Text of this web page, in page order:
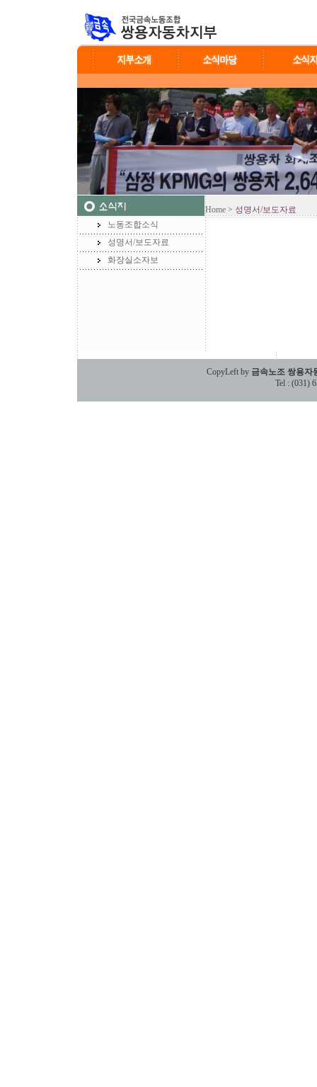
노동조합소식
성명서/보도자료
화장실소자보
Home > 성명서/보도자료
CopyLeft by 금속노조 쌍용자
Tel : (031)